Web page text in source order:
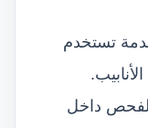
تستخدم
داخل